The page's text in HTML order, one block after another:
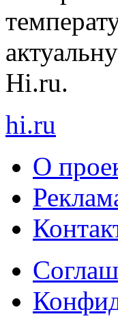
Hi.ru.
hi.ru
О